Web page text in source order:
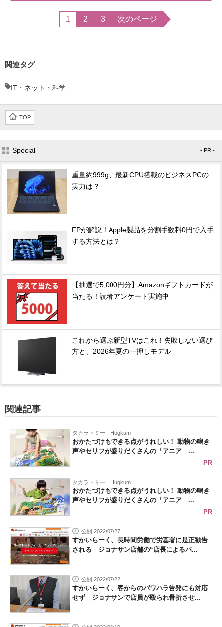
1 2 3 次のページ
関連タグ
IT・ネット・科学
TOP
Special - PR -
重量約999g、最新CPU搭載のビジネスPCの
実力は？
FPが解説！Apple製品を分割手数料0円で入手
する方法とは？
【抽選で5,000円分】Amazonギフトカードが
当たる！読者アンケート実施中
これから選ぶ新型TVはこれ！失敗しない選び
方と、2026年夏の一押しモデル
関連記事
タカラトミー｜Hugkum
おかたづけもできる点がうれしい！ 動物の鳴き
声やセリフが盛りだくさんの「アニア ...
PR
タカラトミー｜Hugkum
おかたづけもできる点がうれしい！ 動物の鳴き
声やセリフが盛りだくさんの「アニア ...
PR
公開 2022/07/27
すかいらーく、長時間労働で労基署に是正勧告
される ジョナサン店舗の“店長によるパ...
公開 2022/07/22
すかいらーく、客からのパワハラ告発にも対応
せず ジョナサンで店員が殴られ骨折させ...